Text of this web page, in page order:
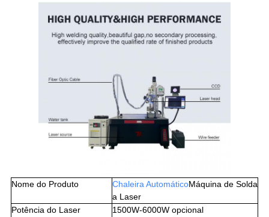
Nome do Produto Chaleira AutomáticoMáquina de Solda
a Laser
Potência do Laser
1500W-6000W opcional